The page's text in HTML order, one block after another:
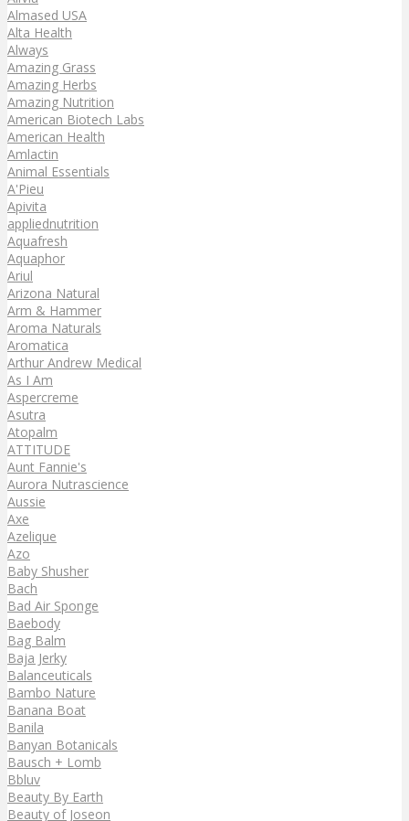
Almased USA
Alta Health
Always
Amazing Grass
Amazing Herbs
Amazing Nutrition
American Biotech Labs
American Health
Amlactin
Animal Essentials
A'Pieu
Apivita
appliednutrition
Aquafresh
Aquaphor
Ariul
Arizona Natural
Arm & Hammer
Aroma Naturals
Aromatica
Arthur Andrew Medical
As I Am
Aspercreme
Asutra
Atopalm
ATTITUDE
Aunt Fannie's
Aurora Nutrascience
Aussie
Axe
Azelique
Azo
Baby Shusher
Bach
Bad Air Sponge
Baebody
Bag Balm
Baja Jerky
Balanceuticals
Bambo Nature
Banana Boat
Banila
Banyan Botanicals
Bausch + Lomb
Bbluv
Beauty By Earth
Beauty of Joseon